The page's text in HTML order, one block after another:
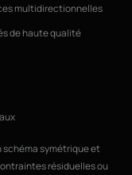
multidirectionnelles
de haute qualité
schéma symétrique et
résiduelles ou